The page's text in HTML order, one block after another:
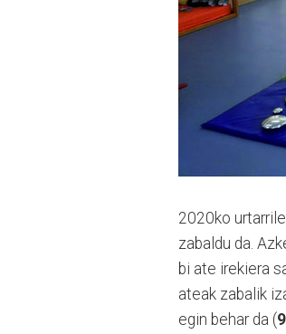
2020ko
zabaldu da.
bi ate irekiera
ateak zabalik
egin behar da (